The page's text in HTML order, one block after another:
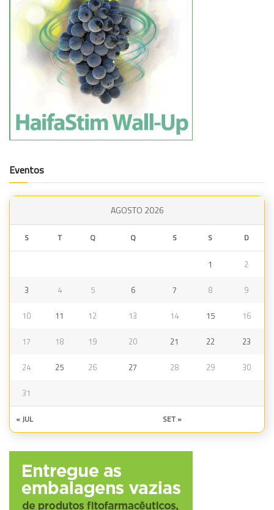
Eventos
AGOSTO 2026
S T Q Q S S D
1 2
3 4 5 6 7 8 9
10 11 12 13 14 15 16
17 18 19 20 21 22 23
24 25 26 27 28 29 30
31
« JUL SET »